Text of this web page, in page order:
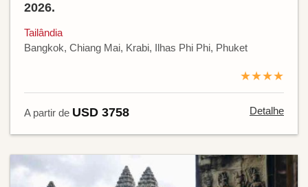
2026.
Tailândia
Bangkok, Chiang Mai, Krabi, Ilhas Phi Phi, Phuket
★★★★
A partir de USD 3758 Detalhe